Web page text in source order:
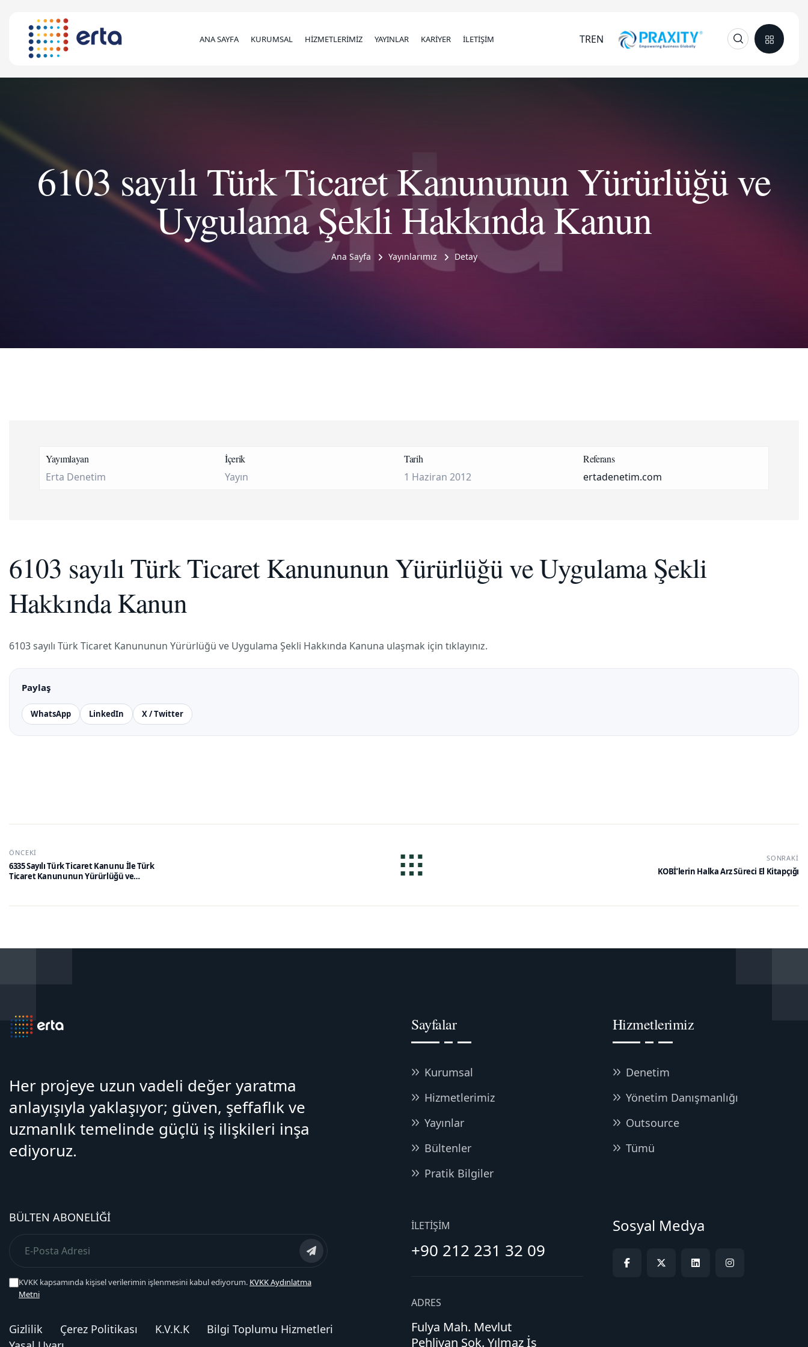
ANA SAYFA KURUMSAL HİZMETLERİMİZ YAYINLAR KARİYER İLETİŞİM TREN
6103 sayılı Türk Ticaret Kanununun Yürürlüğü ve
Uygulama Şekli Hakkında Kanun
Ana Sayfa Yayınlarımız Detay
Yayımlayan
Erta Denetim
İçerik
Yayın
Tarih
1 Haziran 2012
Referans
ertadenetim.com
6103 sayılı Türk Ticaret Kanununun Yürürlüğü ve Uygulama Şekli
Hakkında Kanun
6103 sayılı Türk Ticaret Kanununun Yürürlüğü ve Uygulama Şekli Hakkında Kanuna ulaşmak için tıklayınız.
Paylaş
WhatsApp LinkedIn X / Twitter
ÖNCEKI
6335 Sayılı Türk Ticaret Kanunu İle Türk
Ticaret Kanununun Yürürlüğü ve
SONRAKI
KOBİ’lerin Halka Arz Süreci El Kitapçığı
Her projeye uzun vadeli değer yaratma
anlayışıyla yaklaşıyor; güven, şeffaflık ve
uzmanlık temelinde güçlü iş ilişkileri inşa
ediyoruz.
BÜLTEN ABONELIĞI
KVKK kapsamında kişisel verilerimin işlenmesini kabul ediyorum. KVKK Aydınlatma
Metni
Gizlilik Çerez Politikası K.V.K.K
Bilgi Toplumu Hizmetleri
Sayfalar
Kurumsal
Hizmetlerimiz
Yayınlar
Bültenler
Pratik Bilgiler
Hizmetlerimiz
Denetim
Yönetim Danışmanlığı
Outsource
Tümü
İLETIŞIM
+90 212 231 32 09
ADRES
Fulya Mah. Mevlut
Pehlivan Sok. Yılmaz İş
Sosyal Medya